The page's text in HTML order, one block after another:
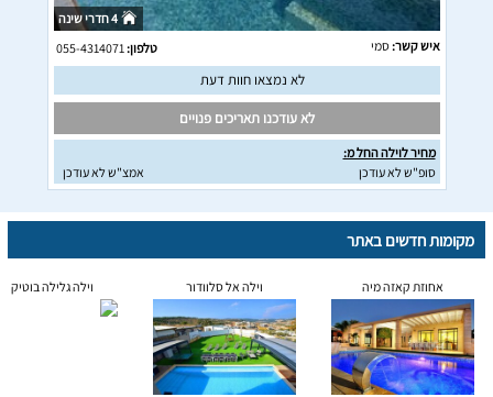
4 חדרי שינה
איש קשר:סמי טלפון:
לא נמצאו חוות דעת
לא עודכנו תאריכים פנויים
מחיר לוילה החל מ:
סופ"ש לא עודכן
אמצ"ש לא עודכן
מקומות חדשים באתר
אחוזת קאזה מיה וילה אל סלוודור וילה גלילה בוטיק